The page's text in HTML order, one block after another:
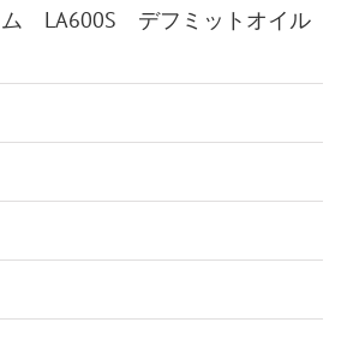
ム LA600S デフミットオイル